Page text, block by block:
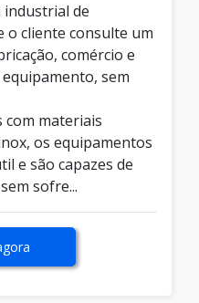
de
o cliente consulte um
comércio e
sem
com materiais
os equipamentos
e são capazes de
sofre...